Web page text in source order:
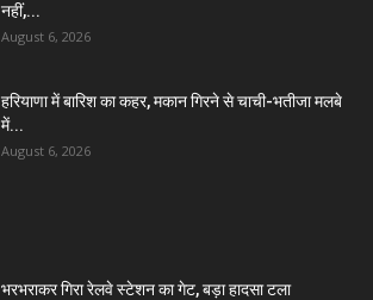
नहीं,...
August 6, 2026
हरियाणा में बारिश का कहर, मकान गिरने से चाची-भतीजा मलबे
में...
August 6, 2026
भरभराकर गिरा रेलवे स्टेशन का गेट, बड़ा हादसा टला